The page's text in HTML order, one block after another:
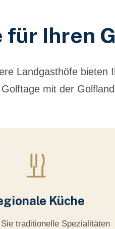
für Ihren
Landgasthöfe bieten
mit der
Küche
traditionelle Spezialitäten